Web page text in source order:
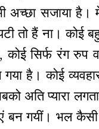
अच्छा सजाया है।
तो हैं ना। कोई
सिर्फ रंग रुप
है। कोई व्यवहार
अति प्यारा
बन गयीं। भल कैसी